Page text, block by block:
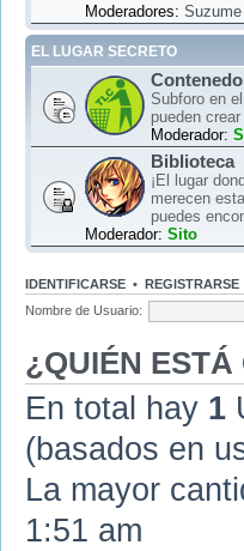
Moderadores:
EL LUGAR SECRETO
Subforo en
pueden
Moderador:
Biblioteca
¡El lugar
merecen
puedes
Moderador: Sito
IDENTIFICARSE •
REGISTRARSE
Nombre de Usuario:
¿QUIÉN ESTÁ
En total hay 1
(basados en
La mayor
1:51 am